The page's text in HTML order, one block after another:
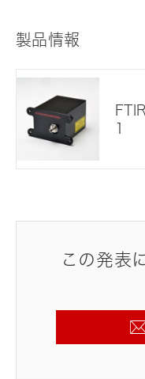
製品情報
1
この発表